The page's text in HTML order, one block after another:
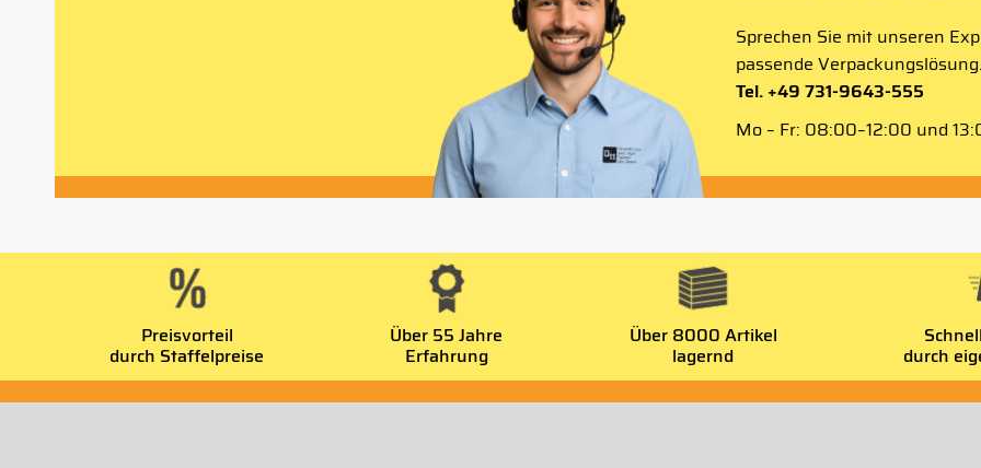
Sprechen Sie mit unseren
passende
Tel. +49 731-9643-555
Mo – Fr: 08:00–12:00 und
Preisvorteil
durch Staffelpreise
Über 55 Jahre
Erfahrung
Über 8000 Artikel
lagernd durch